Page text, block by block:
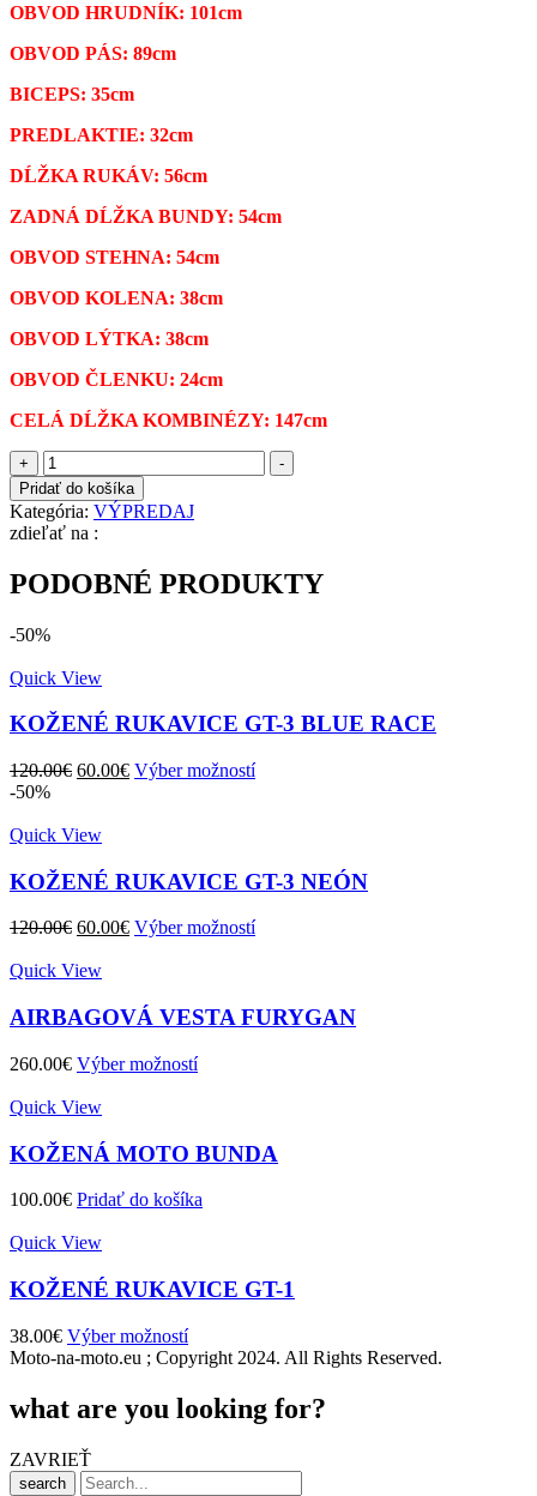
OBVOD HRUDNÍK: 101cm
OBVOD PÁS: 89cm
BICEPS: 35cm
PREDLAKTIE: 32cm
DĹŽKA RUKÁV: 56cm
ZADNÁ DĹŽKA BUNDY: 54cm
OBVOD STEHNA: 54cm
OBVOD KOLENA: 38cm
OBVOD LÝTKA: 38cm
OBVOD ČLENKU: 24cm
CELÁ DĹŽKA KOMBINÉZY: 147cm
+
množstvo
KOŽENÁ
KOMBINÉZA-
VÝPREDAJ
1
-
Pridať do košíka
Kategória: VÝPREDAJ
zdieľať na :
PODOBNÉ PRODUKTY
-50%
Quick View
KOŽENÉ RUKAVICE GT-3 BLUE RACE
120.00€ Pôvodná
120.00€.
60.00€Aktuálna
Výber možností
-50%
Quick View
KOŽENÉ RUKAVICE GT-3 NEÓN
120.00€ Pôvodná
bola:
60.00€Aktuálna
Výber možností
Quick View
AIRBAGOVÁ VESTA FURYGAN
260.00€ Výber možností
Quick View
KOŽENÁ MOTO BUNDA
100.00€ Pridať do košíka
Quick View
KOŽENÉ RUKAVICE GT-1
38.00€ Výber možností
Moto-na-moto.eu ; Copyright 2024. All Rights Reserved.
what are you looking for?
ZAVRIEŤ
search